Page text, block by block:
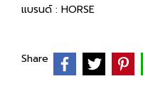
แบรนด์ : HORSE
Share